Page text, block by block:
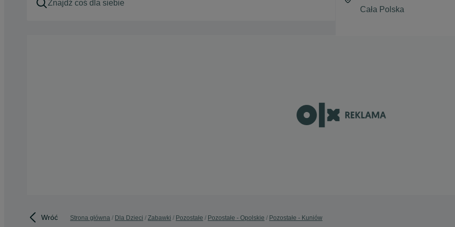
Wróć Strona główna Dla Dzieci Zabawki Pozostałe Pozostałe - Opolskie Pozostałe - Kuniów